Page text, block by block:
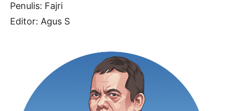
Penulis: Fajri
Editor: Agus S